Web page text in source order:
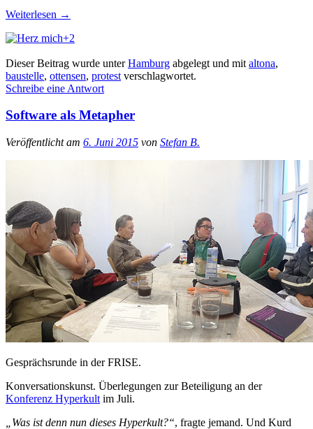
Weiterlesen →
+2
Dieser Beitrag wurde unterHamburg abgelegt und mit altona,
baustelle, ottensen, protest verschlagwortet.
Schreibe eine Antwort
Software als Metapher
Veröffentlicht am 6. Juni 2015 von Stefan B.
Gesprächsrunde in der FRISE.
Konversationskunst. Überlegungen zur Beteiligung an der
Konferenz Hyperkult im Juli.
„Was ist denn nun dieses Hyperkult?“, fragte jemand. Und Kurd